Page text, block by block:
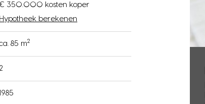
350.000 kosten koper
Hypotheek berekenen
85 m2
2
1985